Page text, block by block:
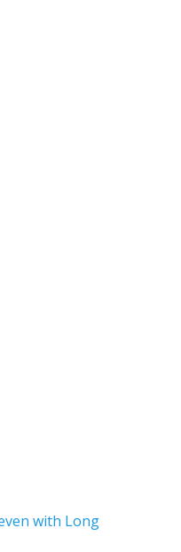
with Long